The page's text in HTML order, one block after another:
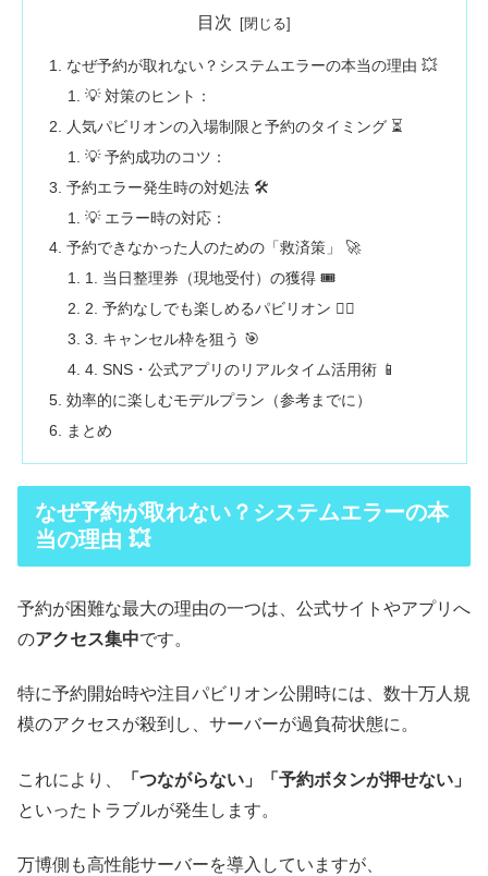
目次
なぜ予約が取れない？システムエラーの本当の理由 💥
💡 対策のヒント：
人気パビリオンの入場制限と予約のタイミング ⏳
💡 予約成功のコツ：
予約エラー発生時の対処法 🛠️
💡 エラー時の対応：
予約できなかった人のための「救済策」 🚀
1. 当日整理券（現地受付）の獲得 🎟️
2. 予約なしでも楽しめるパビリオン 🚶‍♀️
3. キャンセル枠を狙う 🎯
4. SNS・公式アプリのリアルタイム活用術 📱
効率的に楽しむモデルプラン（参考までに）
まとめ
なぜ予約が取れない？システムエラーの本
当の理由 💥
予約が困難な最大の理由の一つは、公式サイトやアプリへ
のアクセス集中です。
特に予約開始時や注目パビリオン公開時には、数十万人規
模のアクセスが殺到し、サーバーが過負荷状態に。
これにより、
「つながらない」「予約ボタンが押せない」
といったトラブルが発生します。
万博側も高性能サーバーを導入していますが、